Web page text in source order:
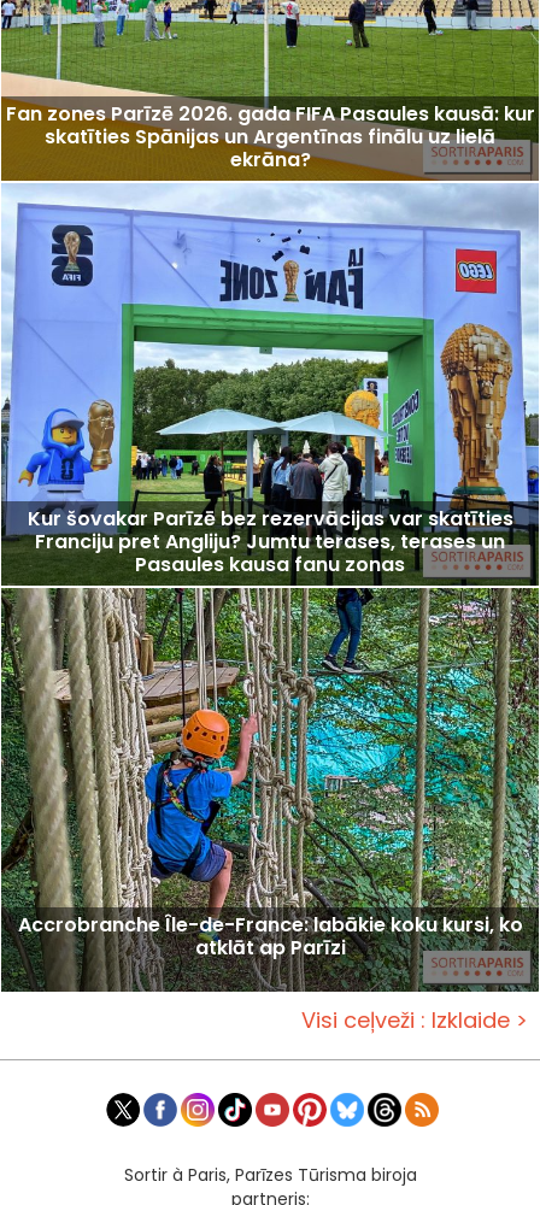
Fan zones Parīzē 2026. gada FIFA Pasaules kausā: kur
skatīties Spānijas un Argentīnas finālu uz lielā
ekrāna?
Kur šovakar Parīzē bez rezervācijas var skatīties
Franciju pret Angliju? Jumtu terases, terases un
Pasaules kausa fanu zonas
Accrobranche Île-de-France: labākie koku kursi, ko
atklāt ap Parīzi
Visi ceļveži : Izklaide >
Sortir à Paris, Parīzes Tūrisma biroja
partneris: